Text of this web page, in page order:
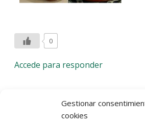
Gestionar
cookies
0
Accede para responder
Deja una respuesta